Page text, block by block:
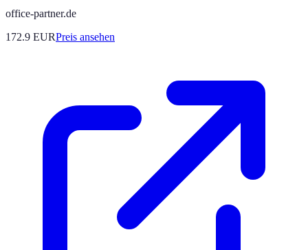
office-partner.de
172.9 EURPreis ansehen